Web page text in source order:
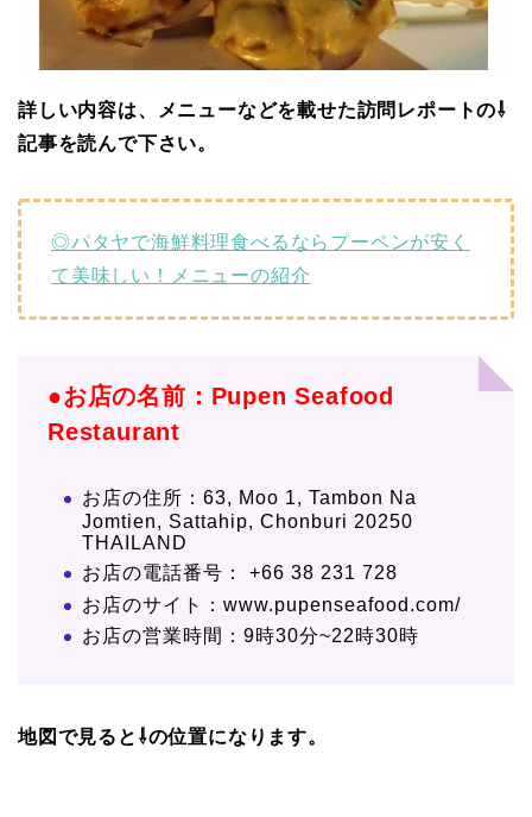
詳しい内容は、メニューなどを載せた訪問レポートの⇩
記事を読んで下さい。
◎パタヤで海鮮料理食べるならプーペンが安く
て美味しい！メニューの紹介
●お店の名前：Pupen Seafood
Restaurant
お店の住所：63, Moo 1, Tambon Na
Jomtien, Sattahip, Chonburi 20250
THAILAND
お店の電話番号： +66 38 231 728
お店のサイト：www.pupenseafood.com/
お店の営業時間：9時30分~22時30時
地図で見ると⇩の位置になります。